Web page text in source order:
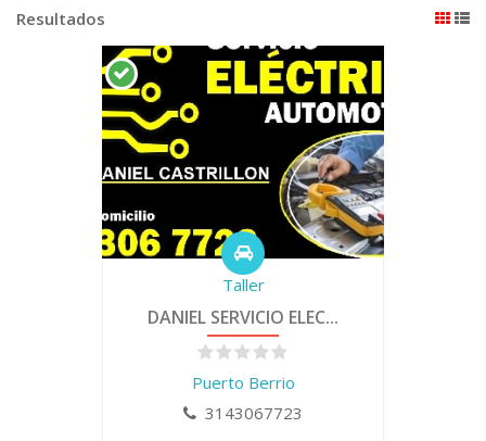
Resultados
Taller
DANIEL SERVICIO ELEC...
Puerto Berrio
3143067723